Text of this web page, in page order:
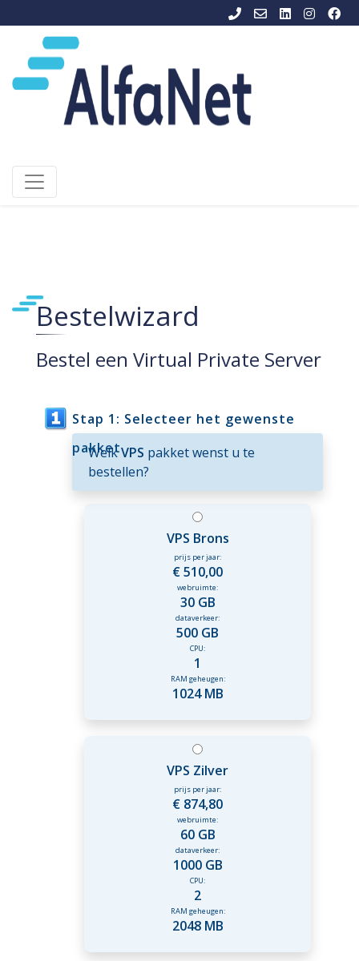
Bestelwizard
Bestel een Virtual Private Server
Stap 1: Selecteer het gewenste
pakket
WelkVPS pakket wenst u te
bestellen?
VPS Brons
prijs per jaar:
€ 510,00
webruimte:
30 GB
dataverkeer:
500 GB
CPU:
1
RAM geheugen:
1024 MB
VPS Zilver
prijs per jaar:
€ 874,80
webruimte:
60 GB
dataverkeer:
1000 GB
CPU:
2
RAM geheugen:
2048 MB